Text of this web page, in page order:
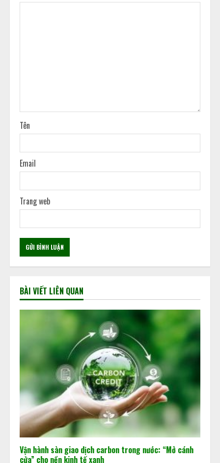
Tên
Email
Trang web
BÀI VIẾT LIÊN QUAN
Vận hành sàn giao dịch carbon trong nước: “Mở cánh
cửa” cho nền kinh tế xanh